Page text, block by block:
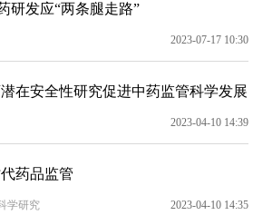
研发应“两条腿走路”
2023-07-17 10:30
在安全性研究促进中药监管科学发展
2023-04-10 14:39
药品监管
学研究
2023-04-10 14:35